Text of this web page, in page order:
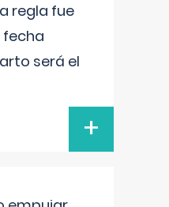
regla fue
fecha
será el
+